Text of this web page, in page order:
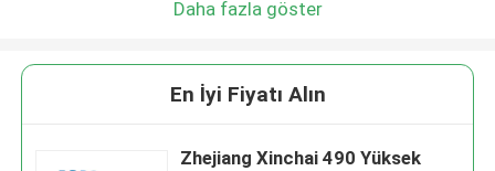
Daha fazla göster
En İyi Fiyatı Alın
Zhejiang Xinchai 490 Yüksek